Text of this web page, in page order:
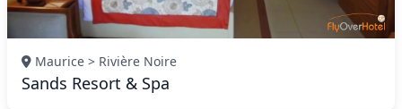
Maurice > Rivière Noire
Sands Resort & Spa